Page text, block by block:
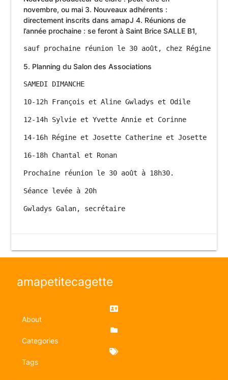
novembre, ou mai 3. Nouveaux adhérents :
directement inscrits dans amapJ 4. Réunions de
l’année prochaine : se feront à Saint Brice SALLE B1,
5. Planning du Salon des Associations
amapetitecagette
About
Categories
Tags